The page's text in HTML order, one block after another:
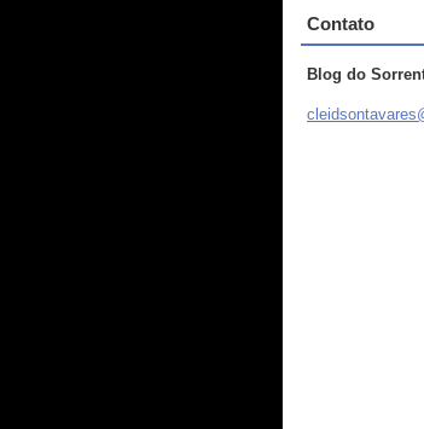
Contato
Blog do
cleidson